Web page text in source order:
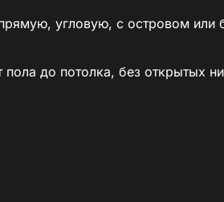
угловую, с островом или
до потолка, без открытых